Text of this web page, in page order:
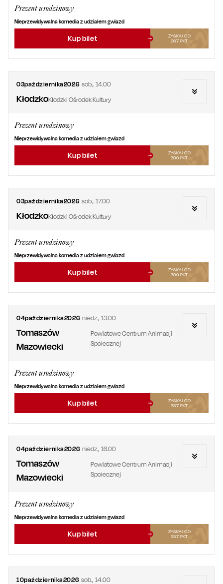
Prezent urodzinowy
Nieprzewidywalna komedia z udziałem gwiazd
Kup bilet
ZYSKAJ OD
267 PKT
03października2026 sob.,14.00
KłodzkoKłodzki Ośrodek Kultury
Prezent urodzinowy
Nieprzewidywalna komedia z udziałem gwiazd
Kup bilet
ZYSKAJ OD
390 PKT
03października2026 sob.,17.00
KłodzkoKłodzki Ośrodek Kultury
Prezent urodzinowy
Nieprzewidywalna komedia z udziałem gwiazd
Kup bilet
ZYSKAJ OD
390 PKT
04października2026 niedz.,13.00
Tomaszów
Mazowiecki
Powiatowe Centrum Animacji
Społecznej
Prezent urodzinowy
Nieprzewidywalna komedia z udziałem gwiazd
Kup bilet
ZYSKAJ OD
357 PKT
04października2026 niedz.,16.00
Tomaszów
Mazowiecki
Powiatowe Centrum Animacji
Społecznej
Prezent urodzinowy
Nieprzewidywalna komedia z udziałem gwiazd
Kup bilet
ZYSKAJ OD
357 PKT
10października2026 sob.,14.00